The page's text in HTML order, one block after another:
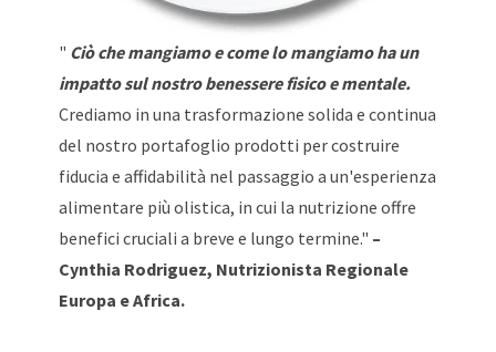
" Ciò che mangiamo e come lo mangiamo ha un
impatto sul nostro benessere fisico e mentale.
Crediamo in una trasformazione solida e continua
del nostro portafoglio prodotti per costruire
fiducia e affidabilità nel passaggio a un'esperienza
alimentare più olistica, in cui la nutrizione offre
benefici cruciali a breve e lungo termine." –
Cynthia Rodriguez, Nutrizionista Regionale
Europa e Africa.